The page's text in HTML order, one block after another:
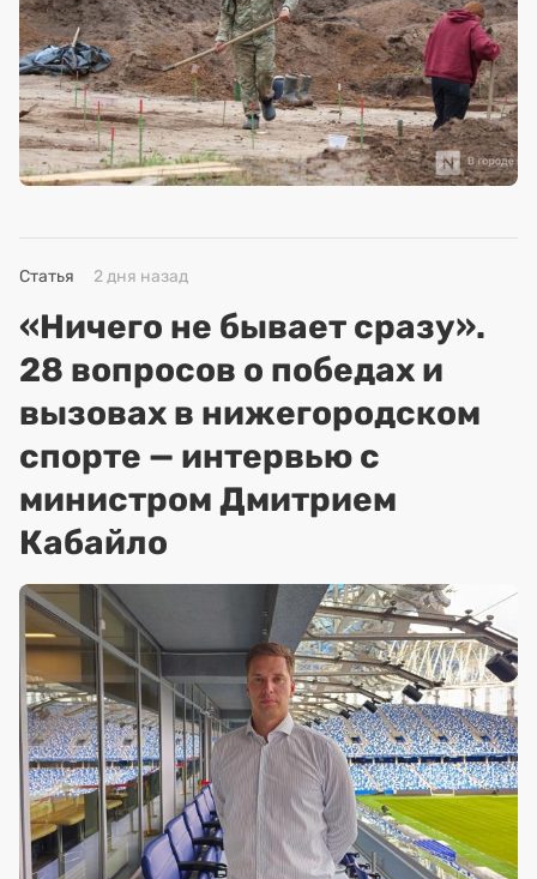
Статья 2 дня назад
«Ничего не бывает сразу».
28 вопросов о победах и
вызовах в нижегородском
спорте — интервью с
министром Дмитрием
Кабайло